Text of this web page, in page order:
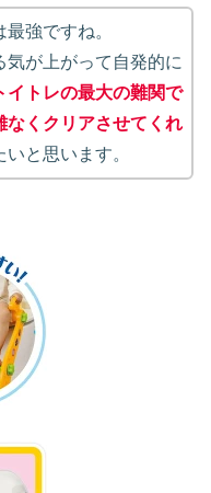
強ですね。
が上がって自発的に
イトレの最大の難関で
なくクリアさせてくれ
と思います。